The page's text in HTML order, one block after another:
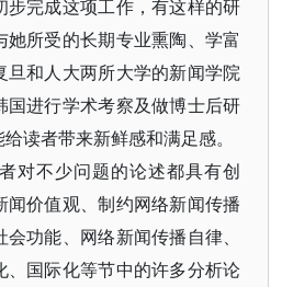
步完成这项工作，有这样的研
所受的长期专业熏陶、学富
旦和人大两所大学的新闻学院
国进行学术考察及做博士后研
读者带来新鲜感和满足感。
对不少问题的论述都具有创
闻价值观、制约网络新闻传播
功能、网络新闻传播自律、
、国际化等节中的许多分析论